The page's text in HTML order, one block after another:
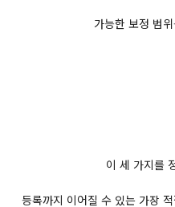
가능한 보정 범
이 세 가지를
등록까지 이어질 수 있는 가장